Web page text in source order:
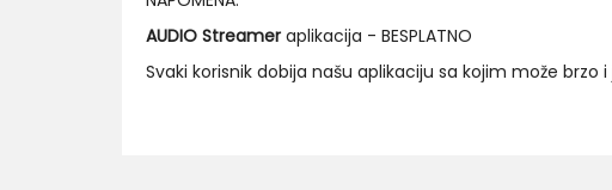
AUDIO Streamer aplikacija - BESPLATNO
Svaki korisnik dobija našu aplikaciju sa kojim može